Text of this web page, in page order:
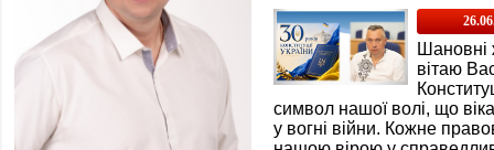
Шановні
вітаю
символ нашої волі, що
у вогні війни. Кожне